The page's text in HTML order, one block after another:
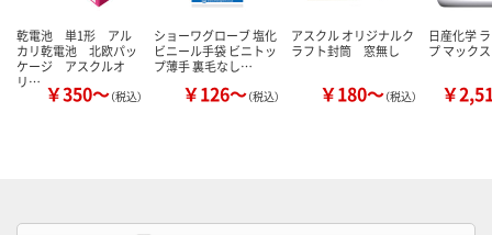
乾電池 単1形 アル
カリ乾電池 北欧パッ
ケージ アスクルオ
リ… ￥350～（税込）
ショーワグローブ 塩化
ビニール手袋 ビニトッ
プ薄手 裏毛なし…
￥126～（税込）
アスクル オリジナルク
ラフト封筒 窓無し
￥180～（税込）
日産化学
プ マック
￥